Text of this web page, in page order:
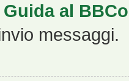
Guida al
messaggi.